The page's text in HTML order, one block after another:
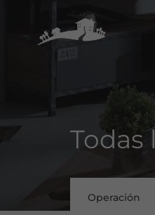
Todas
Operación